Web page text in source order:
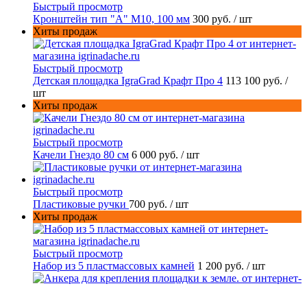
Быстрый просмотр
Кронштейн тип "A" M10, 100 мм 300 руб. / шт
Хиты продаж
Быстрый просмотр
Детская площадка IgraGrad Крафт Про 4 113 100 руб. /
шт
Хиты продаж
Быстрый просмотр
Качели Гнездо 80 см 6 000 руб. / шт
Быстрый просмотр
Пластиковые ручки 700 руб. / шт
Хиты продаж
Быстрый просмотр
Набор из 5 пластмассовых камней 1 200 руб. / шт